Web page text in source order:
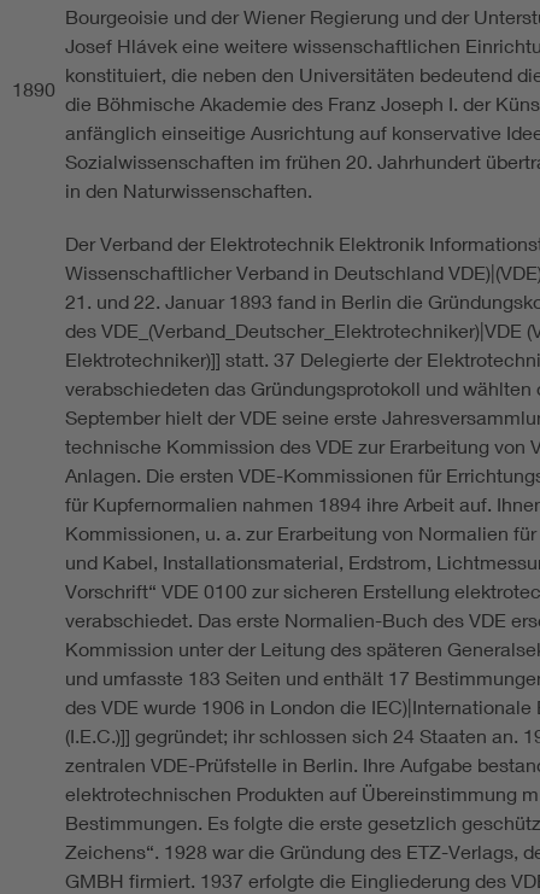
1890
Bourgeoisie und der Wiener Regierung und der
Josef Hlávek eine weitere wissenschaftlichen
konstituiert, die neben den Universitäten bedeutend
die Böhmische Akademie des Franz Joseph I. der
anfänglich einseitige Ausrichtung auf konservative
Sozialwissenschaften im frühen 20. Jahrhundert
in den Naturwissenschaften.
Der Verband der Elektrotechnik Elektronik
Wissenschaftlicher Verband in Deutschland
21. und 22. Januar 1893 fand in Berlin die
des VDE_(Verband_Deutscher_Elektrotechniker)|VDE
Elektrotechniker)]] statt. 37 Delegierte der
verabschiedeten das Gründungsprotokoll und wählten
September hielt der VDE seine erste
technische Kommission des VDE zur Erarbeitung von
Anlagen. Die ersten VDE-Kommissionen für
für Kupfernormalien nahmen 1894 ihre Arbeit auf.
Kommissionen, u. a. zur Erarbeitung von Normalien
und Kabel, Installationsmaterial, Erdstrom,
Vorschrift“ VDE 0100 zur sicheren Erstellung
verabschiedet. Das erste Normalien-Buch des VDE
Kommission unter der Leitung des späteren
und umfasste 183 Seiten und enthält 17
des VDE wurde 1906 in London die
(I.E.C.)]] gegründet; ihr schlossen sich 24 Staaten an.
zentralen VDE-Prüfstelle in Berlin. Ihre Aufgabe
elektrotechnischen Produkten auf Übereinstimmung
Bestimmungen. Es folgte die erste gesetzlich
Zeichens“. 1928 war die Gründung des ETZ-Verlags,
GMBH firmiert. 1937 erfolgte die Eingliederung des